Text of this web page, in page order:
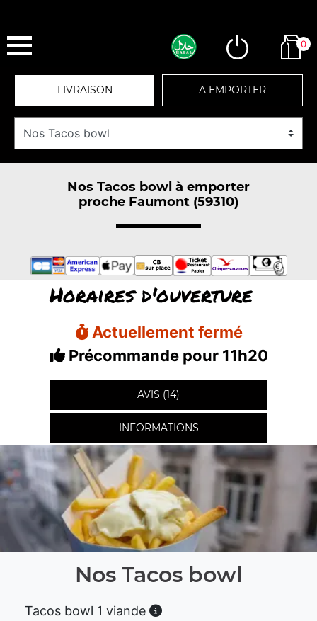
0
LIVRAISON A EMPORTER
Nos Tacos bowl à emporter
proche Faumont (59310)
Horaires d'ouverture
Actuellement fermé
Précommande pour 11h20
AVIS (14)
INFORMATIONS
Nos Tacos bowl
Tacos bowl 1 viande